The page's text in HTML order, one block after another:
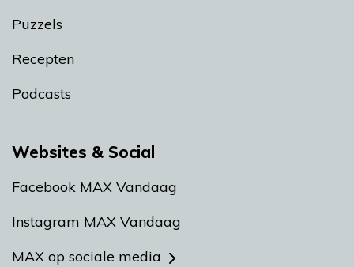
Puzzels
Recepten
Podcasts
Websites & Social
Facebook MAX Vandaag
Instagram MAX Vandaag
MAX op sociale media